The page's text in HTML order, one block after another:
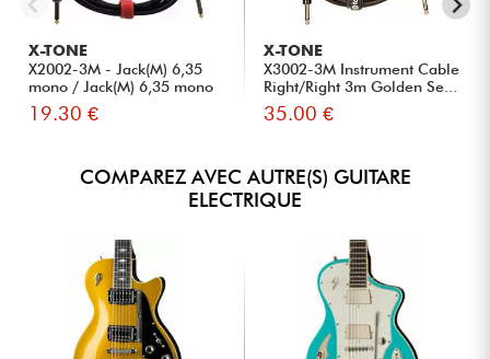
X-TONE
X2002-3M - Jack(M) 6,35
mono / Jack(M) 6,35 mono
S...
19.30 €
X-TONE
X3002-3M Instrument Cable
Right/Right 3m Golden Se...
35.00 €
COMPAREZ AVEC AUTRE(S) GUITARE
ELECTRIQUE